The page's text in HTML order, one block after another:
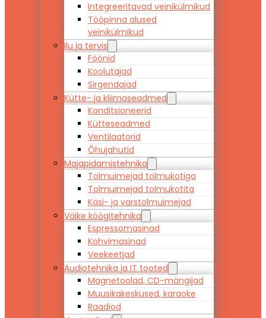
Integreeritavad veinikülmikud
Tööpinna alused
veinikülmikud
Ilu ja tervis
Föönid
Koolutajad
Sirgendajad
Kütte- ja kliimaseadmed
Konditsioneerid
Kütteseadmed
Ventilaatorid
Õhujahutid
Majapidamistehnika
Tolmuimejad tolmukotiga
Tolmuimejad tolmukotita
Käsi- ja varstolmuimejad
Väike köögitehnika
Espressomasinad
Kohvimasinad
Veekeetjad
Audiotehnika ja IT tooted
Magnetoolad, CD-mängijad
Muusikakeskused, karaoke
Raadiod